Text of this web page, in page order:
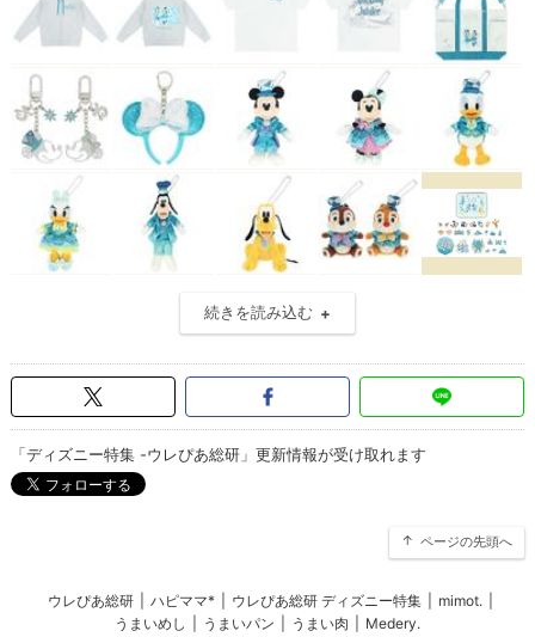
続きを読み込む
「ディズニー特集 -ウレぴあ総研」更新情報が受け取れます
ページの先頭へ
ウレぴあ総研 ハピママ* ウレぴあ総研 ディズニー特集 mimot.
うまいめし
うまいパン うまい肉 Medery.